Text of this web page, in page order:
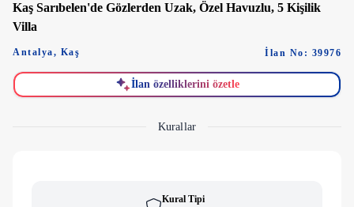
Kaş Sarıbelen'de Gözlerden Uzak, Özel Havuzlu, 5 Kişilik
Villa
Antalya, Kaş İlan No: 39976
İlan özelliklerini özetle
Kurallar
Kural Tipi